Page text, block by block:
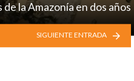
la Amazonía en dos años
SIGUIENTE ENTRADA